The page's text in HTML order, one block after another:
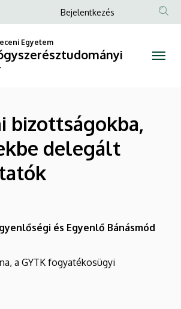
Anonim
menüje
Bejelentkezés
Egyetem
bizottságokba,
delegált
és Egyenlő Bánásmód
a GYTK fogyatékosügyi